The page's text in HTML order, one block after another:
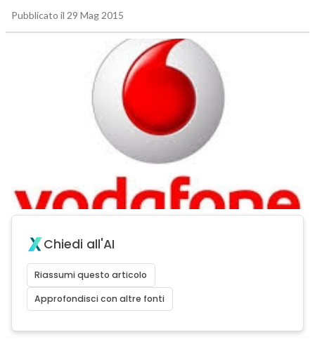
Pubblicato il 29 Mag 2015
Chiedi all'AI
Riassumi questo articolo
Approfondisci con altre fonti